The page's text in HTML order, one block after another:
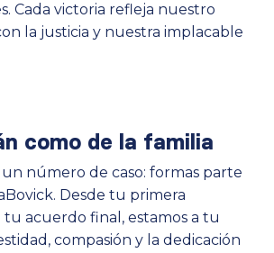
Cada victoria refleja nuestro
la justicia y nuestra implacable
como de la familia
un número de caso: formas parte
Desde tu primera
tu acuerdo final, estamos a tu
compasión y la dedicación